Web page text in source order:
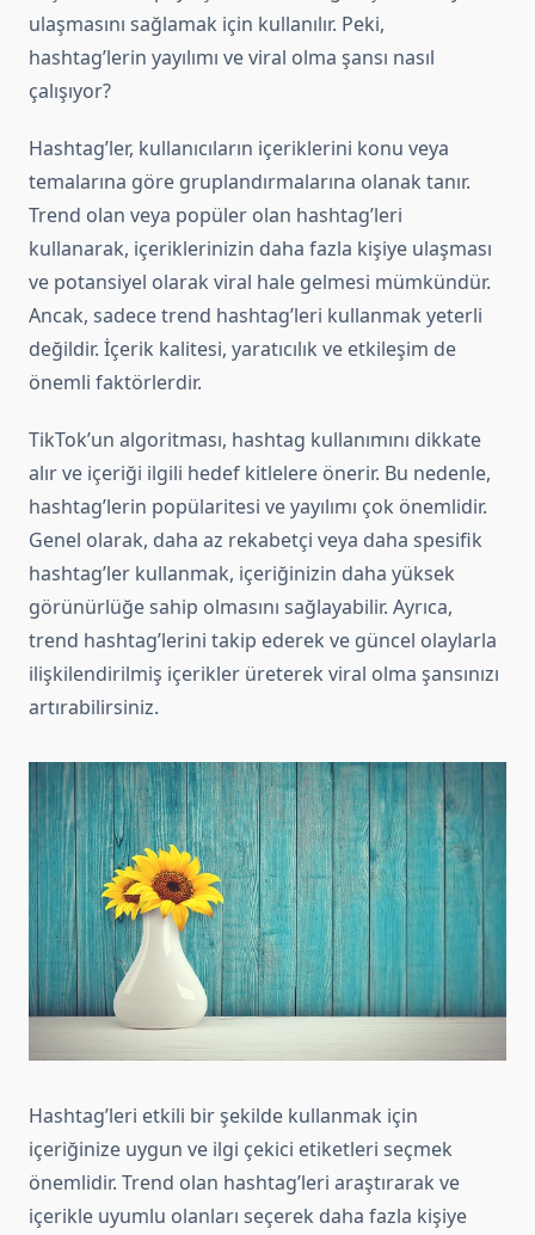
ulaşmasını sağlamak için kullanılır. Peki,
hashtag’lerin yayılımı ve viral olma şansı nasıl
çalışıyor?
Hashtag’ler, kullanıcıların içeriklerini konu veya
temalarına göre gruplandırmalarına olanak tanır.
Trend olan veya popüler olan hashtag’leri
kullanarak, içeriklerinizin daha fazla kişiye ulaşması
ve potansiyel olarak viral hale gelmesi mümkündür.
Ancak, sadece trend hashtag’leri kullanmak yeterli
değildir. İçerik kalitesi, yaratıcılık ve etkileşim de
önemli faktörlerdir.
TikTok’un algoritması, hashtag kullanımını dikkate
alır ve içeriği ilgili hedef kitlelere önerir. Bu nedenle,
hashtag’lerin popülaritesi ve yayılımı çok önemlidir.
Genel olarak, daha az rekabetçi veya daha spesifik
hashtag’ler kullanmak, içeriğinizin daha yüksek
görünürlüğe sahip olmasını sağlayabilir. Ayrıca,
trend hashtag’lerini takip ederek ve güncel olaylarla
ilişkilendirilmiş içerikler üreterek viral olma şansınızı
artırabilirsiniz.
Hashtag’leri etkili bir şekilde kullanmak için
içeriğinize uygun ve ilgi çekici etiketleri seçmek
önemlidir. Trend olan hashtag’leri araştırarak ve
içerikle uyumlu olanları seçerek daha fazla kişiye